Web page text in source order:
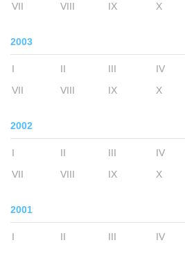
VII
VIII IX X
2003
I II III IV
VII
VIII IX X
2002
I II III IV
VII
VIII IX X
2001
I II III IV